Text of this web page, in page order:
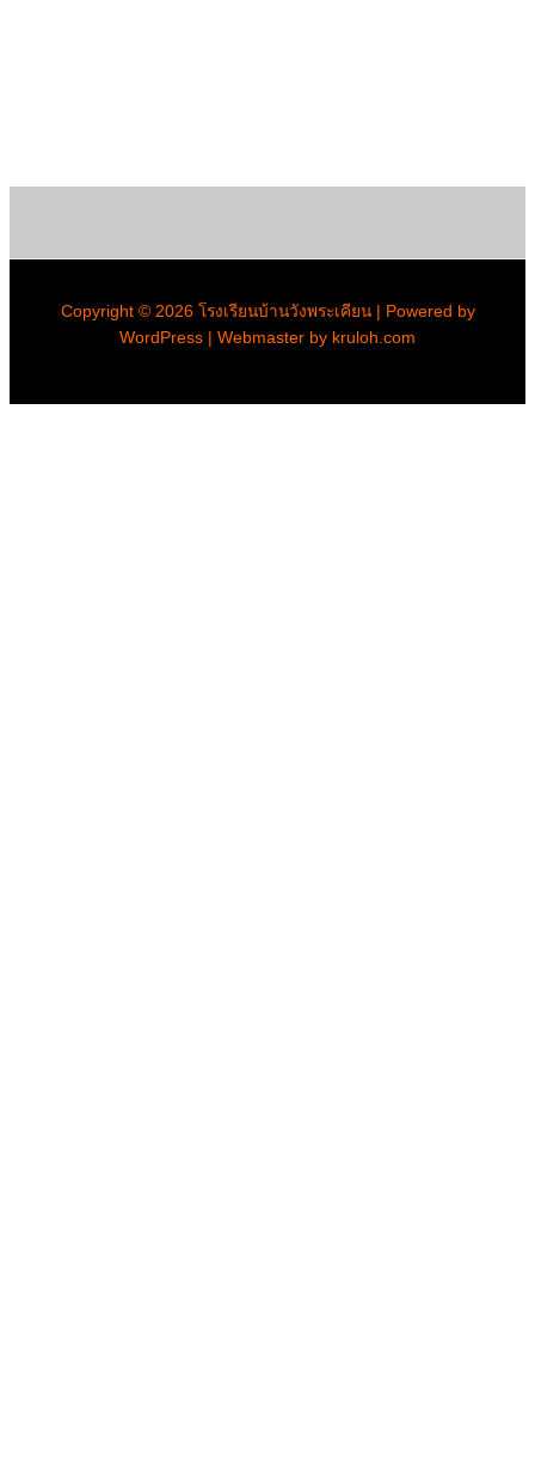
Copyright © 2026 โรงเรียนบ้านวังพระเคียน | Powered by
WordPress | Webmaster by kruloh.com